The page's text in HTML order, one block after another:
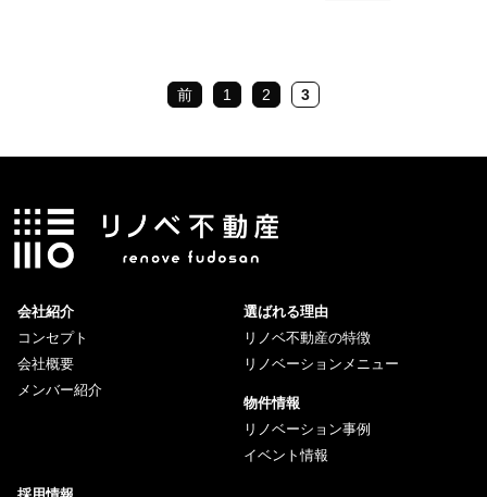
前 1 2 3
会社紹介
コンセプト
会社概要
メンバー紹介
選ばれる理由
リノベ不動産の特徴
リノベーションメニュー
物件情報
リノベーション事例
イベント情報